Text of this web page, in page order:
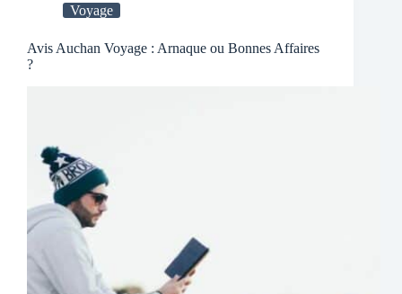
Voyage
Avis Auchan Voyage : Arnaque ou Bonnes Affaires
?